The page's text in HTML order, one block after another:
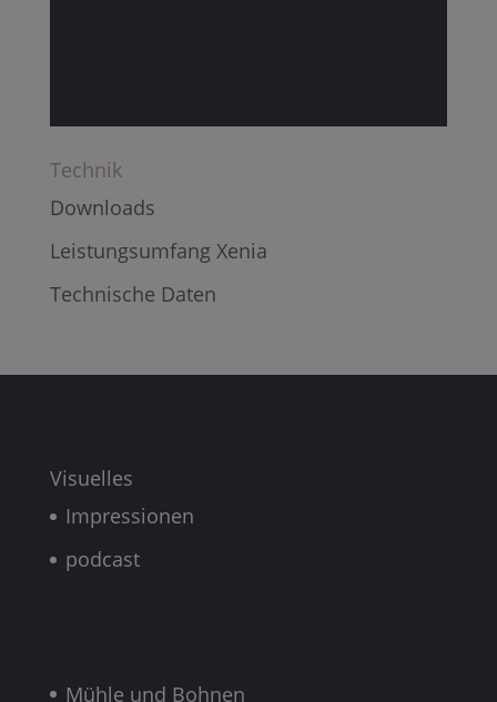
Technik
Downloads
Leistungsumfang Xenia
Technische Daten
Visuelles
Impressionen
podcast
Mühle und Bohnen